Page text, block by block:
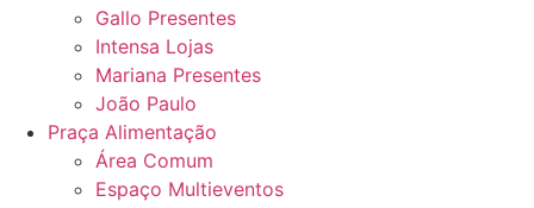
Gallo Presentes
Intensa Lojas
Mariana Presentes
João Paulo
Praça Alimentação
Área Comum
Espaço Multieventos